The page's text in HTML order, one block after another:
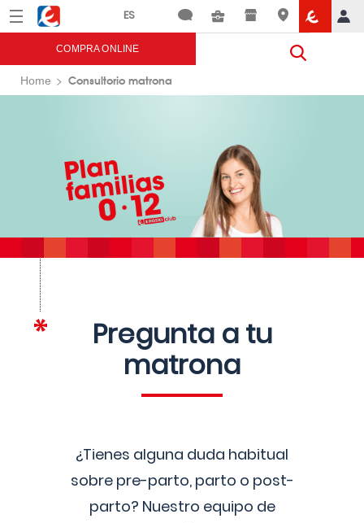
Menú Eroski
COMPRA ONLINE
Home Consultorio matrona
Pregunta a tu
matrona
¿Tienes alguna duda habitual
sobre pre-parto, parto o post-
parto? Nuestro equipo de